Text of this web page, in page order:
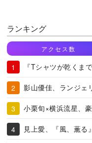
ランキング
アクセス数
『Tシャツが乾くま
影山優佳、ランジェ
小栗旬×横浜流星、
見上愛、『風、薫る